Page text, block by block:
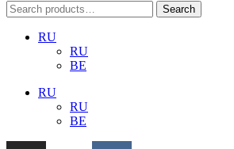
Search
for:
Search
RU
RU
BE
RU
RU
BE